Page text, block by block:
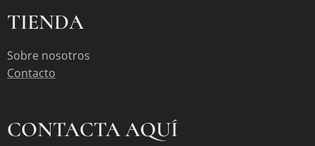
TIENDA
Sobre nosotros
Contacto
CONTACTA AQUÍ